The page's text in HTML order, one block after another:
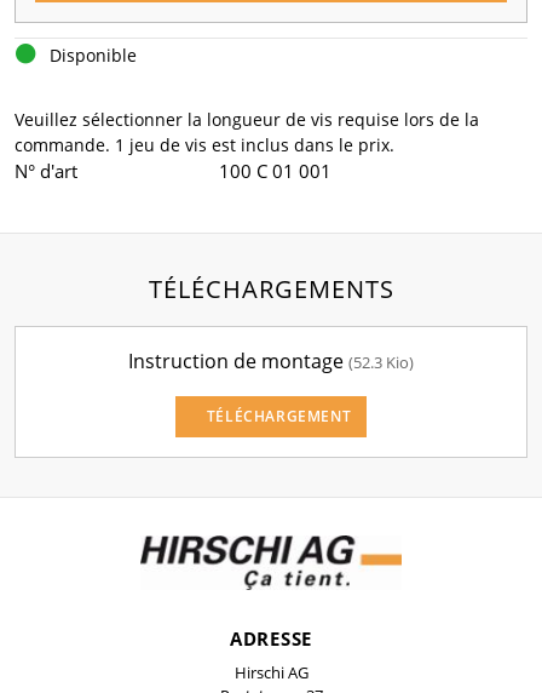
Disponible
Veuillez sélectionner la longueur de vis requise lors de la
commande. 1 jeu de vis est inclus dans le prix.
N° d'art 100 C 01 001
TÉLÉCHARGEMENTS
Instruction de montage (52.3 Kio)
TÉLÉCHARGEMENT
ADRESSE
Hirschi AG